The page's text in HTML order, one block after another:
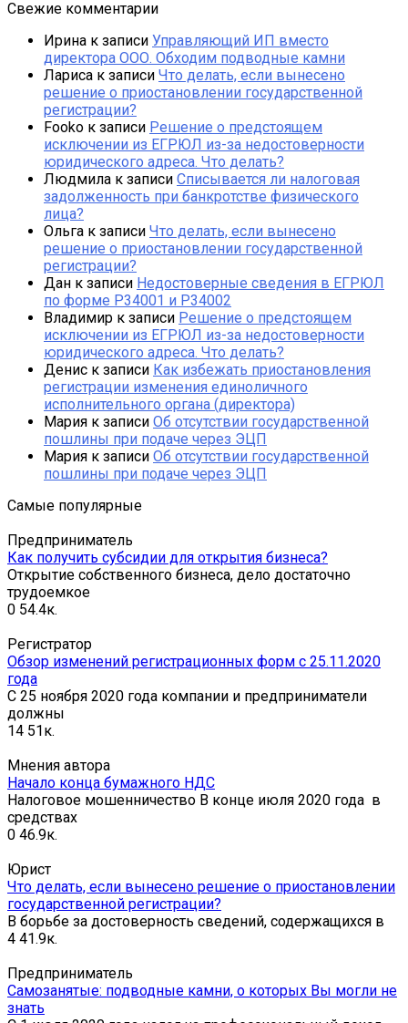
Свежие комментарии
Ирина к записи Управляющий ИП вместо
директора ООО. Обходим подводные камни
Лариса к записи Что делать, если вынесено
решение о приостановлении государственной
регистрации?
Fooko к записи Решение о предстоящем
исключении из ЕГРЮЛ из-за недостоверности
юридического адреса. Что делать?
Людмила к записи Списывается ли налоговая
задолженность при банкротстве физического
лица?
Ольга к записи Что делать, если вынесено
решение о приостановлении государственной
регистрации?
Дан к записи Недостоверные сведения в ЕГРЮЛ
по форме Р34001 и Р34002
Владимир к записи Решение о предстоящем
исключении из ЕГРЮЛ из-за недостоверности
юридического адреса. Что делать?
Денис к записи Как избежать приостановления
регистрации изменения единоличного
исполнительного органа (директора)
Мария к записи Об отсутствии государственной
пошлины при подаче через ЭЦП
Мария к записи Об отсутствии государственной
пошлины при подаче через ЭЦП
Самые популярные
Предприниматель
Как получить субсидии для открытия бизнеса?
Открытие собственного бизнеса, дело достаточно
трудоемкое
0 54.4к.
Регистратор
Обзор изменений регистрационных форм с 25.11.2020
года
С 25 ноября 2020 года компании и предприниматели
должны
14 51к.
Мнения автора
Начало конца бумажного НДС
Налоговое мошенничество В конце июля 2020 года в
средствах
0 46.9к.
Юрист
Что делать, если вынесено решение о приостановлении
государственной регистрации?
В борьбе за достоверность сведений, содержащихся в
4 41.9к.
Предприниматель
Самозанятые: подводные камни, о которых Вы могли не
знать